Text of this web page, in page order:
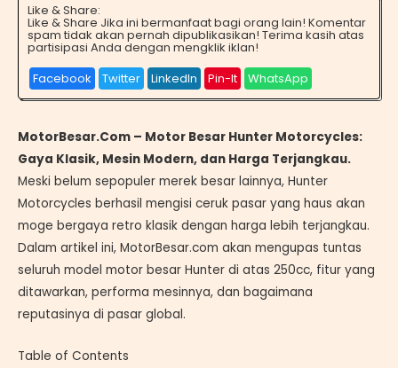
Like & Share:
Like & Share Jika ini bermanfaat bagi orang lain! Komentar
spam tidak akan pernah dipublikasikan! Terima kasih atas
partisipasi Anda dengan mengklik iklan!
Facebook
Twitter LinkedIn Pin-It WhatsApp
MotorBesar.Com – Motor Besar Hunter Motorcycles:
Gaya Klasik, Mesin Modern, dan Harga Terjangkau.
Meski belum sepopuler merek besar lainnya, Hunter
Motorcycles berhasil mengisi ceruk pasar yang haus akan
moge bergaya retro klasik dengan harga lebih terjangkau.
Dalam artikel ini, MotorBesar.com akan mengupas tuntas
seluruh model motor besar Hunter di atas 250cc, fitur yang
ditawarkan, performa mesinnya, dan bagaimana
reputasinya di pasar global.
Table of Contents